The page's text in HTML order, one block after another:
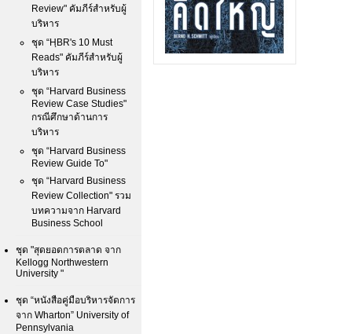
Review" คัมภีร์สำหรับผู้
บริหาร
ชุด “HฺBR's 10 Must
Reads" คัมภีร์สำหรับผู้
บริหาร
ชุด “Harvard Business
Review Case Studies"
กรณีศึกษาด้านการ
บริหาร
ชุด “Harvard Business
Review Guide To"
ชุด “Harvard Business
Review Collection" รวม
บทความจาก Harvard
Business School
ชุด "สุดยอดการตลาด จาก
Kellogg Northwestern
University "
ชุด “หนังสือคู่มือบริหารจัดการ
จาก Wharton” University of
Pennsylvania